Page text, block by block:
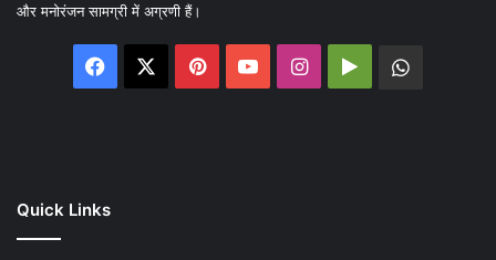
और मनोरंजन सामग्री में अग्रणी हैं।
Facebook PinterestYouTubeInstagram
Google
Quick Links